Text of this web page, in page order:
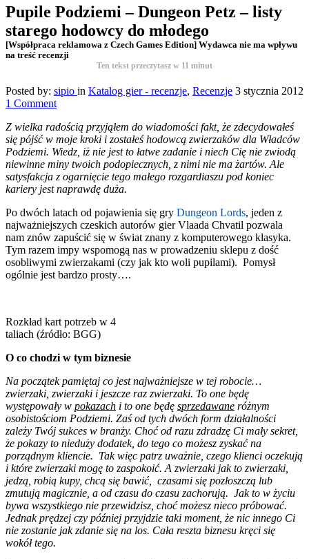
Pupile Podziemi – Dungeon Petz – listy
starego hodowcy do młodego
[Współpraca reklamowa z Czech Games Edition] Wydawca nie ma wpływu
na treść recenzji
Ten tekst przeczytasz w 11 minut
Posted by: sipio in Katalog gier - recenzje, Recenzje 3 stycznia 2012
1 Comment
Z wielka radością przyjąłem do wiadomości fakt, że zdecydowałeś
się pójść w moje kroki i zostałeś hodowcą zwierzaków dla Władców
Podziemi. Wiedz, iż nie jest to łatwe zadanie i niech Cię nie zwiodą
niewinne miny twoich podopiecznych, z nimi nie ma żartów. Ale
satysfakcja z ogarnięcie tego małego rozgardiaszu pod koniec
kariery jest naprawdę duża.
Po dwóch latach od pojawienia się gry Dungeon Lords, jeden z
najważniejszych czeskich autorów gier Vlaada Chvatil pozwala
nam znów zapuścić się w świat znany z komputerowego klasyka.
Tym razem impy wspomogą nas w prowadzeniu sklepu z dość
osobliwymi zwierzakami (czy jak kto woli pupilami). Pomysł
ogólnie jest bardzo prosty….
Rozkład kart potrzeb w 4
taliach (źródło: BGG)
O co chodzi w tym biznesie
Na początek pamiętaj co jest najważniejsze w tej robocie…
zwierzaki, zwierzaki i jeszcze raz zwierzaki. To one będę
występowały w pokazach i to one będę sprzedawane różnym
osobistościom Podziemi. Zaś od tych dwóch form działalności
zależy Twój sukces w branży. Choć od razu zdradzę Ci mały sekret,
że pokazy to nieduży dodatek, do tego co możesz zyskać na
porządnym kliencie. Tak więc patrz uważnie, czego klienci oczekują
i które zwierzaki mogę to zaspokoić. A zwierzaki jak to zwierzaki,
jedzą, robią kupy, chcą się bawić, czasami się pozłoszczą lub
zmutują magicznie, a od czasu do czasu zachorują. Jak to w życiu
bywa wszystkiego nie przewidzisz, choć możesz nieco próbować.
Jednak prędzej czy później przyjdzie taki moment, że nic innego Ci
nie zostanie jak zdanie się na los. Cała reszta biznesu kręci się
wokół tego.